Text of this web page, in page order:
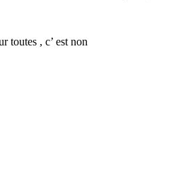
toutes , c’ est non